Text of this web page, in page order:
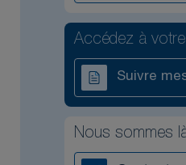
Accédez à
Suivre
Nous sommes